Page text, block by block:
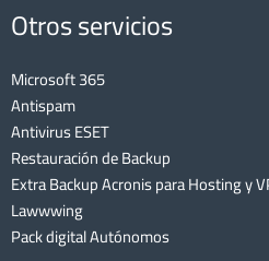
Otros servicios
Microsoft 365
Antispam
Antivirus ESET
Restauración de Backup
Extra Backup Acronis para Hosting y
Lawwwing
Pack digital Autónomos